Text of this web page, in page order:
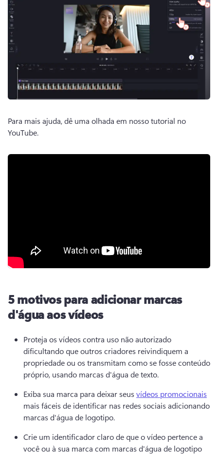
Para mais ajuda, dê uma olhada em nosso tutorial no
YouTube.
5 motivos para adicionar marcas
d'água aos vídeos
Proteja os vídeos contra uso não autorizado
dificultando que outros criadores reivindiquem a
propriedade ou os transmitam como se fosse conteúdo
próprio, usando marcas d'água de texto.
Exiba sua marca para deixar seus vídeos promocionais
mais fáceis de identificar nas redes sociais adicionando
marcas d'água de logotipo.
Crie um identificador claro de que o vídeo pertence a
você ou à sua marca com marcas d'água de logotipo